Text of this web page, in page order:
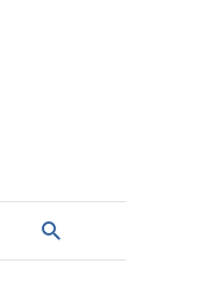
ПОИСК